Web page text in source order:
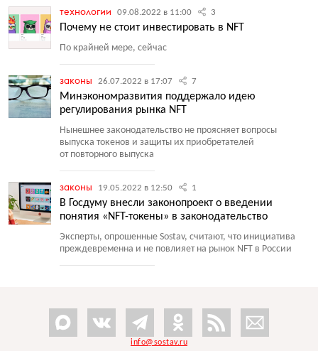
технологии 09.08.2022 в 11:00 3
Почему не стоит инвестировать в NFT
По крайней мере, сейчас
законы 26.07.2022 в 17:07 7
Минэкономразвития поддержало идею
регулирования рынка NFT
Нынешнее законодательство не проясняет вопросы
выпуска токенов и защиты их приобретателей
от повторного выпуска
законы 19.05.2022 в 12:50 1
В Госдуму внесли законопроект о введении
понятия «NFT-токены» в законодательство
Эксперты, опрошенные Sostav, считают, что инициатива
преждевременна и не повлияет на рынок NFT в России
info@sostav.ru